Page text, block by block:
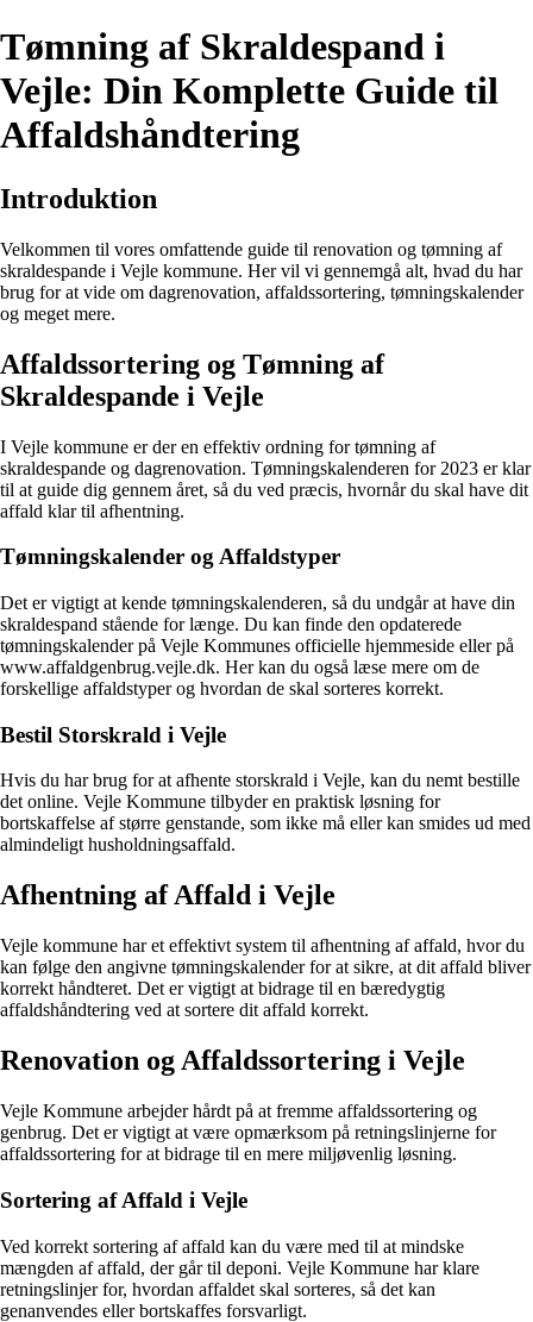
Tømning af Skraldespand i
Vejle: Din Komplette Guide til
Affaldshåndtering
Introduktion
Velkommen til vores omfattende guide til renovation og tømning af
skraldespande i Vejle kommune. Her vil vi gennemgå alt, hvad du har
brug for at vide om dagrenovation, affaldssortering, tømningskalender
og meget mere.
Affaldssortering og Tømning af
Skraldespande i Vejle
I Vejle kommune er der en effektiv ordning for tømning af
skraldespande og dagrenovation. Tømningskalenderen for 2023 er klar
til at guide dig gennem året, så du ved præcis, hvornår du skal have dit
affald klar til afhentning.
Tømningskalender og Affaldstyper
Det er vigtigt at kende tømningskalenderen, så du undgår at have din
skraldespand stående for længe. Du kan finde den opdaterede
tømningskalender på Vejle Kommunes officielle hjemmeside eller på
www.affaldgenbrug.vejle.dk. Her kan du også læse mere om de
forskellige affaldstyper og hvordan de skal sorteres korrekt.
Bestil Storskrald i Vejle
Hvis du har brug for at afhente storskrald i Vejle, kan du nemt bestille
det online. Vejle Kommune tilbyder en praktisk løsning for
bortskaffelse af større genstande, som ikke må eller kan smides ud med
almindeligt husholdningsaffald.
Afhentning af Affald i Vejle
Vejle kommune har et effektivt system til afhentning af affald, hvor du
kan følge den angivne tømningskalender for at sikre, at dit affald bliver
korrekt håndteret. Det er vigtigt at bidrage til en bæredygtig
affaldshåndtering ved at sortere dit affald korrekt.
Renovation og Affaldssortering i Vejle
Vejle Kommune arbejder hårdt på at fremme affaldssortering og
genbrug. Det er vigtigt at være opmærksom på retningslinjerne for
affaldssortering for at bidrage til en mere miljøvenlig løsning.
Sortering af Affald i Vejle
Ved korrekt sortering af affald kan du være med til at mindske
mængden af affald, der går til deponi. Vejle Kommune har klare
retningslinjer for, hvordan affaldet skal sorteres, så det kan
genanvendes eller bortskaffes forsvarligt.